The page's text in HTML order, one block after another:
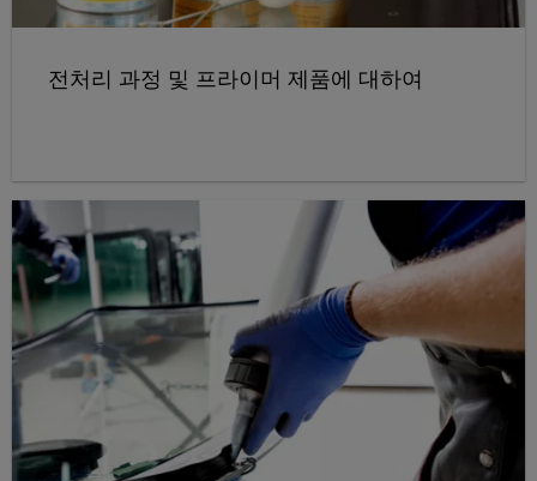
전처리 과정 및 프라이머 제품에 대하여